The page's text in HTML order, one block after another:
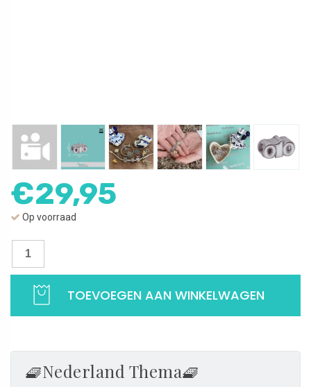
€29,95
Op voorraad
Bedel
Happy
925
TOEVOEGEN AAN WINKELWAGEN
🧇Nederland Thema🧇